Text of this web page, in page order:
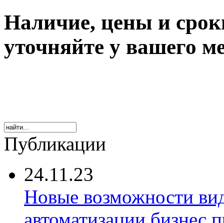
Наличие, цены и
уточняйте у вашего
Публикации
24.11.23
Новые возможности